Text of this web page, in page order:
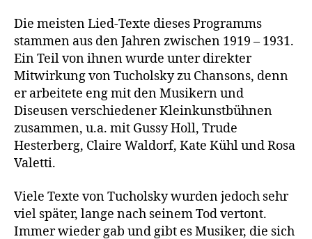
Die meisten Lied-Texte dieses Programms
stammen aus den Jahren zwischen 1919 – 1931.
Ein Teil von ihnen wurde unter direkter
Mitwirkung von Tucholsky zu Chansons, denn
er arbeitete eng mit den Musikern und
Diseusen verschiedener Kleinkunstbühnen
zusammen, u.a. mit Gussy Holl, Trude
Hesterberg, Claire Waldorf, Kate Kühl und Rosa
Valetti.
Viele Texte von Tucholsky wurden jedoch sehr
viel später, lange nach seinem Tod vertont.
Immer wieder gab und gibt es Musiker, die sich